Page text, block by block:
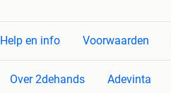
Help en info Voorwaarden
Over 2dehands Adevinta